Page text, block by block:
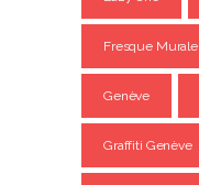
Fresque Murale
Genève
Graffiti Genève